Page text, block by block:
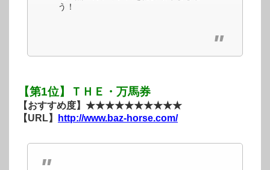
う！
【第1位】ＴＨＥ・万馬券
【おすすめ度】★★★★★★★★★★
【URL】
http://www.baz-horse.com/